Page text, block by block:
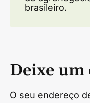
brasileiro.
Deixe
O seu endereço